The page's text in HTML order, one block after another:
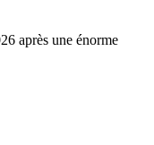
après une énorme